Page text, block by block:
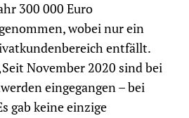
300 000 Euro
wobei nur ein
entfällt.
November 2020 sind bei
eingegangen – bei
gab keine einzige